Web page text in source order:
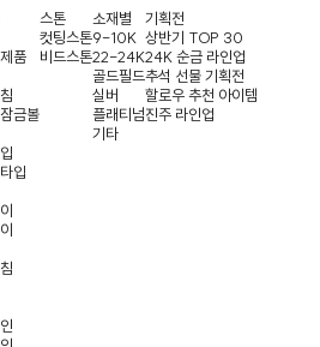
품
금볼
입
스톤
컷팅스톤
비드스톤
소재별
9-10K
22-24K
골드필드
실버
플래티넘
기타
기획전
상반기 TOP 30
24K 순금 라인업
추석 선물 기획전
할로우 추천 아이템
진주 라인업